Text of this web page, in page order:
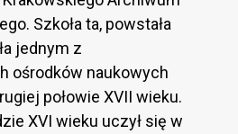
Szkoła ta, powstała
jednym z
ośrodków naukowych
połowie XVII wieku.
XVI wieku uczył się w